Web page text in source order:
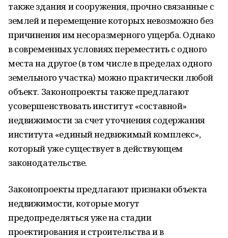
также здания и сооружения, прочно связанные с
землей и перемещение которых невозможно без
причинения им несоразмерного ущерба. Однако
в современных условиях переместить с одного
места на другое (в том числе в пределах одного
земельного участка) можно практически любой
объект. Законопроекты также предлагают
усовершенствовать институт «составной»
недвижимости за счет уточнения содержания
института «единый недвижимый комплекс»,
который уже существует в действующем
законодательстве.
Законопроекты предлагают признаки объекта
недвижимости, которые могут
предопределяться уже на стадии
проектирования и строительства и в